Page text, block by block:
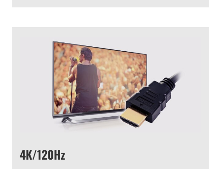
4K/120Hz